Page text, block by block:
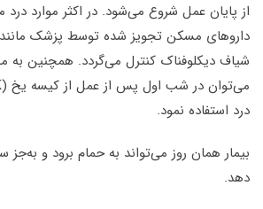
از پایان عمل شروع می‌شود. در اکثر موارد درد
داروهای مسکن تجویز شده توسط پزشک مانند
شیاف دیکلوفناک کنترل می‌گردد. همچنین به
می‌توان در شب اول پس از عمل از کیسه یخ
درد استفاده نمود.
بیمار همان روز می‌تواند به حمام برود و
دهد.